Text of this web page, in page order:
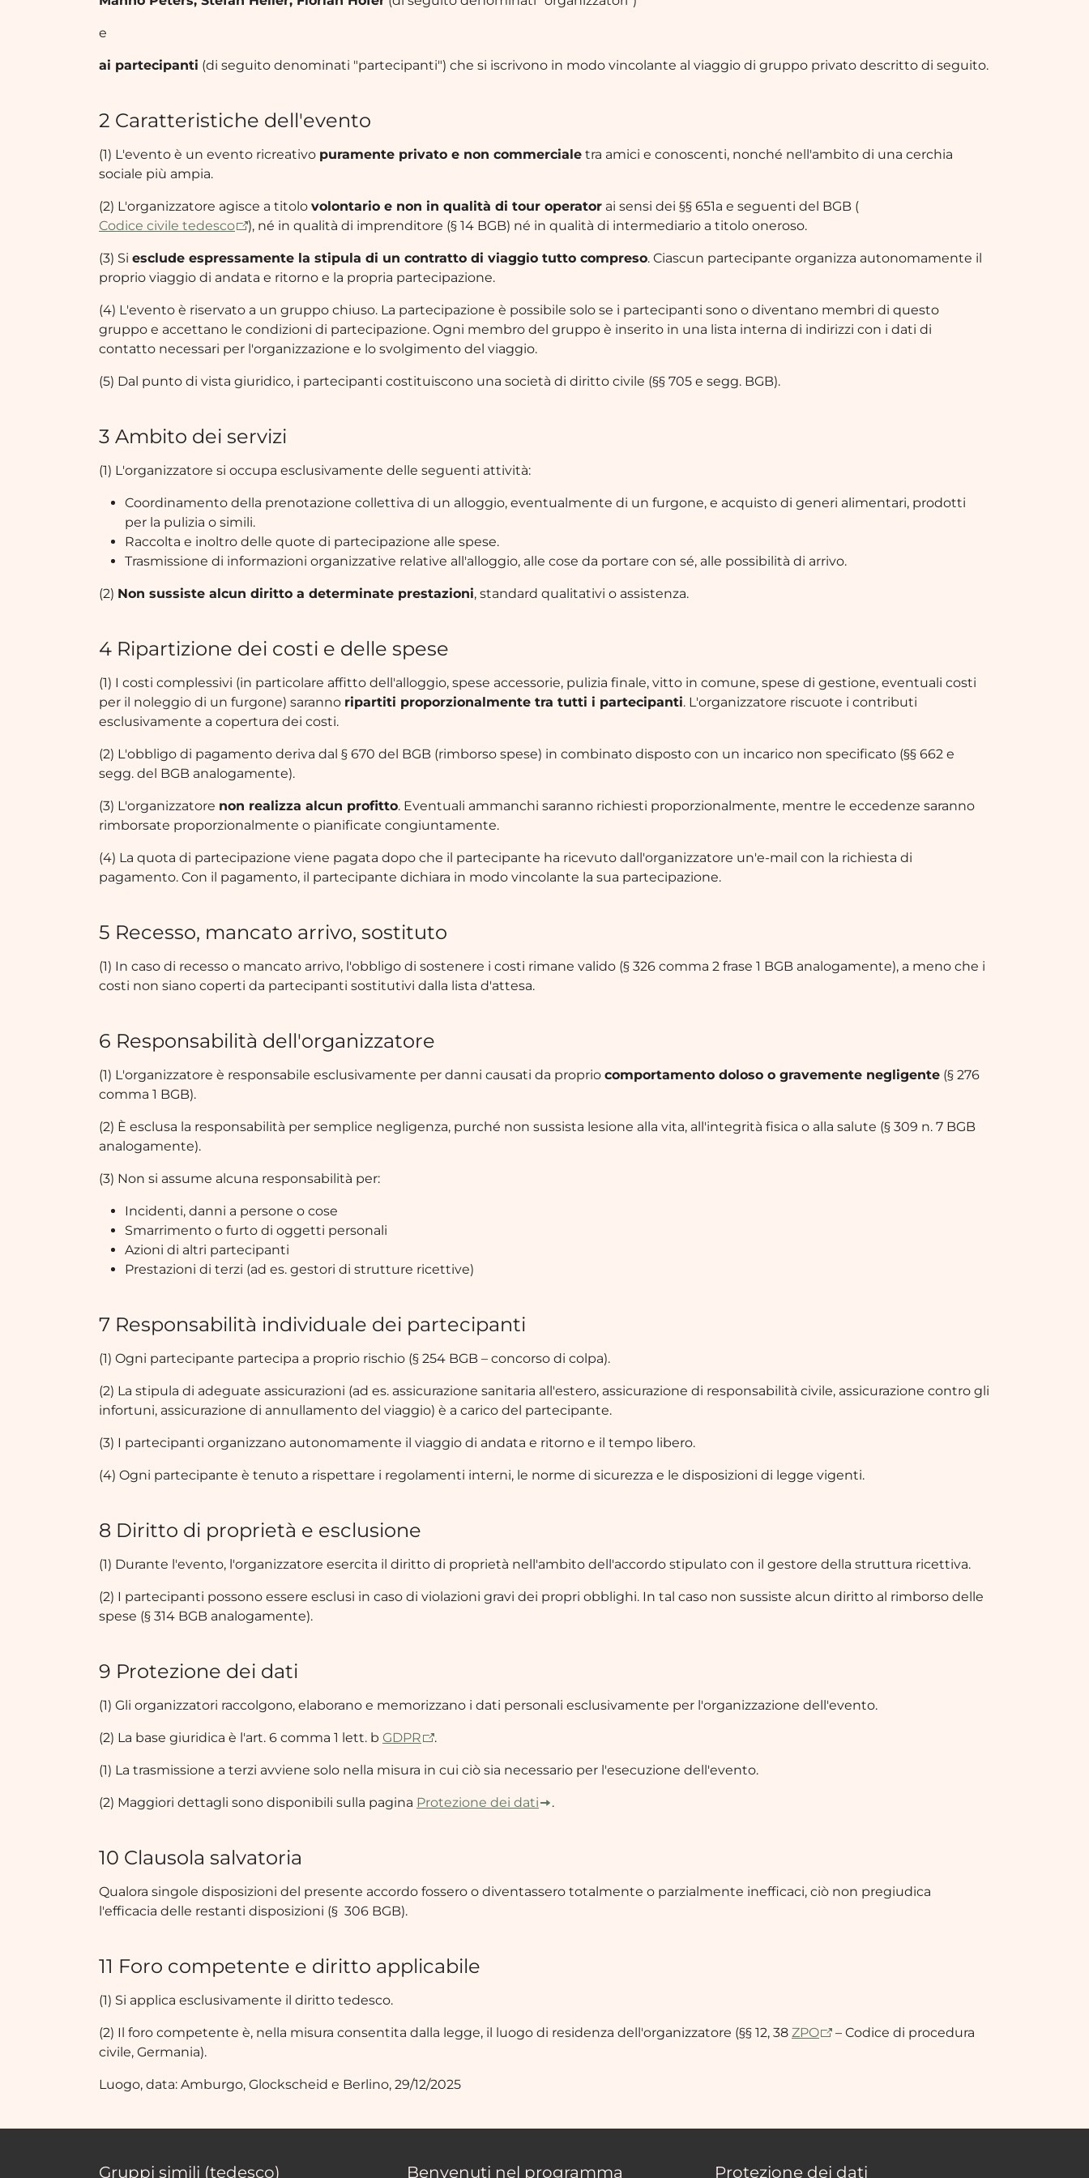
e
ai partecipanti (di seguito denominati "partecipanti") che si iscrivono in modo vincolante al viaggio di gruppo privato descritto di seguito.
2 Caratteristiche dell'evento
(1) L'evento è un evento ricreativo puramente privato e non commerciale tra amici e conoscenti, nonché nell'ambito di una cerchia
sociale più ampia.
(2) L'organizzatore agisce a titolo volontario e non in qualità di tour operator ai sensi dei §§ 651a e seguenti del BGB (
Codice civile tedesco
), né in qualità di imprenditore (§ 14 BGB) né in qualità di intermediario a titolo oneroso.
(3) Si esclude espressamente la stipula di un contratto di viaggio tutto compreso. Ciascun partecipante organizza autonomamente il
proprio viaggio di andata e ritorno e la propria partecipazione.
(4) L'evento è riservato a un gruppo chiuso. La partecipazione è possibile solo se i partecipanti sono o diventano membri di questo
gruppo e accettano le condizioni di partecipazione. Ogni membro del gruppo è inserito in una lista interna di indirizzi con i dati di
contatto necessari per l'organizzazione e lo svolgimento del viaggio.
(5) Dal punto di vista giuridico, i partecipanti costituiscono una società di diritto civile (§§ 705 e segg. BGB).
3 Ambito dei servizi
(1) L'organizzatore si occupa esclusivamente delle seguenti attività:
Coordinamento della prenotazione collettiva di un alloggio, eventualmente di un furgone, e acquisto di generi alimentari, prodotti
per la pulizia o simili.
Raccolta e inoltro delle quote di partecipazione alle spese.
Trasmissione di informazioni organizzative relative all'alloggio, alle cose da portare con sé, alle possibilità di arrivo.
(2) Non sussiste alcun diritto a determinate prestazioni, standard qualitativi o assistenza.
4 Ripartizione dei costi e delle spese
(1) I costi complessivi (in particolare affitto dell'alloggio, spese accessorie, pulizia finale, vitto in comune, spese di gestione, eventuali costi
per il noleggio di un furgone) saranno ripartiti proporzionalmente tra tutti i partecipanti. L'organizzatore riscuote i contributi
esclusivamente a copertura dei costi.
(2) L'obbligo di pagamento deriva dal § 670 del BGB (rimborso spese) in combinato disposto con un incarico non specificato (§§ 662 e
segg. del BGB analogamente).
(3) L'organizzatore non realizza alcun profitto. Eventuali ammanchi saranno richiesti proporzionalmente, mentre le eccedenze saranno
rimborsate proporzionalmente o pianificate congiuntamente.
(4) La quota di partecipazione viene pagata dopo che il partecipante ha ricevuto dall'organizzatore un'e-mail con la richiesta di
pagamento. Con il pagamento, il partecipante dichiara in modo vincolante la sua partecipazione.
5 Recesso, mancato arrivo, sostituto
(1) In caso di recesso o mancato arrivo, l'obbligo di sostenere i costi rimane valido (§ 326 comma 2 frase 1 BGB analogamente), a meno che i
costi non siano coperti da partecipanti sostitutivi dalla lista d'attesa.
6 Responsabilità dell'organizzatore
(1) L'organizzatore è responsabile esclusivamente per danni causati da proprio comportamento doloso o gravemente negligente (§ 276
comma 1 BGB).
(2) È esclusa la responsabilità per semplice negligenza, purché non sussista lesione alla vita, all'integrità fisica o alla salute (§ 309 n. 7 BGB
analogamente).
(3) Non si assume alcuna responsabilità per:
Incidenti, danni a persone o cose
Smarrimento o furto di oggetti personali
Azioni di altri partecipanti
Prestazioni di terzi (ad es. gestori di strutture ricettive)
7 Responsabilità individuale dei partecipanti
(1) Ogni partecipante partecipa a proprio rischio (§ 254 BGB – concorso di colpa).
(2) La stipula di adeguate assicurazioni (ad es. assicurazione sanitaria all'estero, assicurazione di responsabilità civile, assicurazione contro gli
infortuni, assicurazione di annullamento del viaggio) è a carico del partecipante.
(3) I partecipanti organizzano autonomamente il viaggio di andata e ritorno e il tempo libero.
(4) Ogni partecipante è tenuto a rispettare i regolamenti interni, le norme di sicurezza e le disposizioni di legge vigenti.
8 Diritto di proprietà e esclusione
(1) Durante l'evento, l'organizzatore esercita il diritto di proprietà nell'ambito dell'accordo stipulato con il gestore della struttura ricettiva.
(2) I partecipanti possono essere esclusi in caso di violazioni gravi dei propri obblighi. In tal caso non sussiste alcun diritto al rimborso delle
spese (§ 314 BGB analogamente).
9 Protezione dei dati
(1) Gli organizzatori raccolgono, elaborano e memorizzano i dati personali esclusivamente per l'organizzazione dell'evento.
(2) La base giuridica è l'art. 6 comma 1 lett. b GDPR .
(1) La trasmissione a terzi avviene solo nella misura in cui ciò sia necessario per l'esecuzione dell'evento.
(2) Maggiori dettagli sono disponibili sulla pagina Protezione dei dati .
10 Clausola salvatoria
Qualora singole disposizioni del presente accordo fossero o diventassero totalmente o parzialmente inefficaci, ciò non pregiudica
l'efficacia delle restanti disposizioni (§ 306 BGB).
11 Foro competente e diritto applicabile
(1) Si applica esclusivamente il diritto tedesco.
(2) Il foro competente è, nella misura consentita dalla legge, il luogo di residenza dell'organizzatore (§§ 12, 38 ZPO
– Codice di procedura
civile, Germania).
Luogo, data: Amburgo, Glockscheid e Berlino, 29/12/2025
Gruppi simili (tedesco) Benvenuti nel programma Protezione dei dati